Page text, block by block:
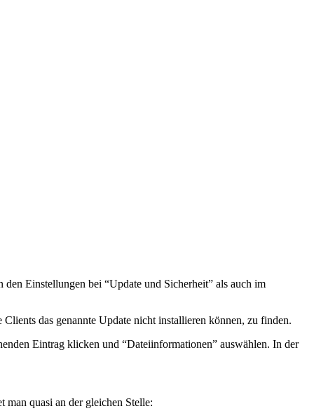
Einstellungen bei “Update und Sicherheit” als auch im
das genannte Update nicht installieren können, zu finden.
Eintrag klicken und “Dateiinformationen” auswählen. In der
quasi an der gleichen Stelle: